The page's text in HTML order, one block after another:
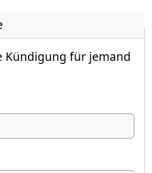
Kündigung für jemand